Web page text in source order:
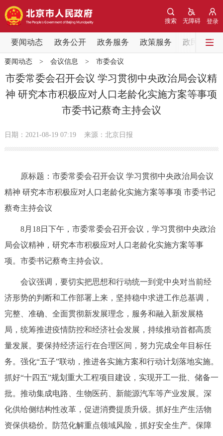
登录
无障碍
搜索
要闻动态 政务公开 政务服务 政策服务 政民互动
要闻动态
党中央精神 国务院信息
北京要闻 会议信息 部门动态
政务公开
市领导 机构职能 政策服务
政策兑现
专题公开
政务服务
个人服务 法人服务 部门服务
便民服务 利企服务 投资项目
中介服务 阳光政务
12345网上接诉即办 我要咨询 我要建议
参与调查 在线访谈 图说互动
要闻动态> 会议信息 > 市委会议
市委常委会召开会议 学习贯彻中央政治局会议精
神 研究本市积极应对人口老龄化实施方案等事项
市委书记蔡奇主持会议
日期：2021-08-19 07:19 来源：北京日报
原标题：市委常委会召开会议 学习贯彻中央政治局会议
精神 研究本市积极应对人口老龄化实施方案等事项 市委书记
蔡奇主持会议
8月18日下午，市委常委会召开会议，学习贯彻中央政治
局会议精神，研究本市积极应对人口老龄化实施方案等事
项。市委书记蔡奇主持会议。
会议强调，要切实把思想和行动统一到党中央对当前经
济形势的判断和工作部署上来，坚持稳中求进工作总基调，
完整、准确、全面贯彻新发展理念，服务和融入新发展格
局，统筹推进疫情防控和经济社会发展，持续推动首都高质
量发展。要保持经济运行在合理区间，努力完成全年目标任
务。强化“五子”联动，推进各实施方案和行动计划落地实施。
抓好“十四五”规划重大工程项目建设，实现开工一批、储备一
批。推动集成电路、生物医药、新能源汽车等产业发展。深
化供给侧结构性改革，促进消费提质升级。抓好生产生活物
资保供稳价。防范化解重点领域风险，抓好安全生产。保障